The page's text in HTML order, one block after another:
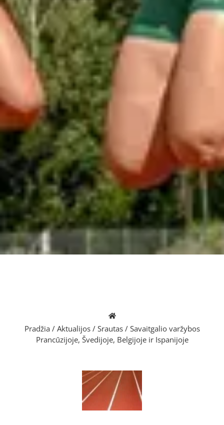
Pradžia / Aktualijos/ Srautas/ Savaitgalio varžybos
Prancūzijoje, Švedijoje, Belgijoje ir Ispanijoje